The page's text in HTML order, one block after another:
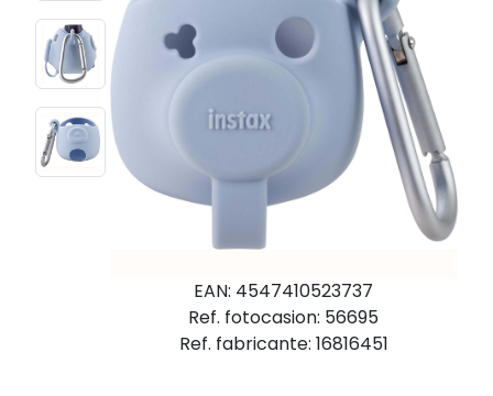
EAN: 4547410523737
Ref. fotocasion: 56695
Ref. fabricante: 16816451